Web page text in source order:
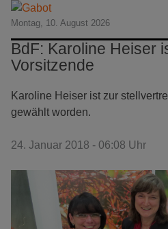
Montag, 10. August 2026
BdF: Karoline Heiser
Vorsitzende
Karoline Heiser ist zur
gewählt worden.
24. Januar 2018 - 06:08 Uhr